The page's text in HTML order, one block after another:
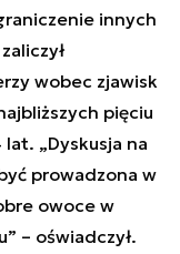
innych
wobec zjawisk
pięciu
„Dyskusja na
prowadzona w
owoce w
– oświadczył.